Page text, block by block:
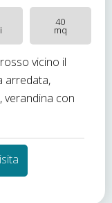
40
mq
vicino il
arredata,
verandina con